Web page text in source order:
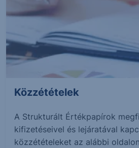
Közzétételek
A Strukturált Értékpapírok
kifizetéseivel és lejáratával
közzétételeket az alábbi